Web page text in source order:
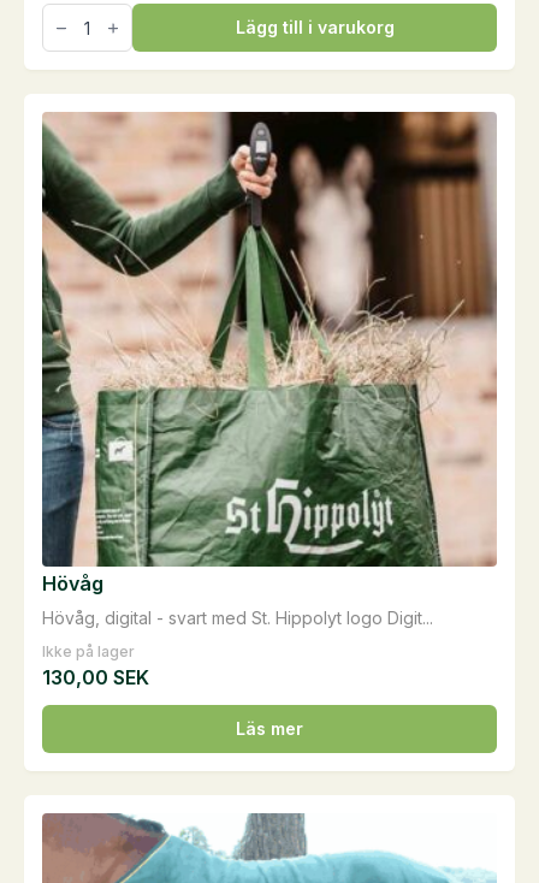
Höpåse
mängd
Lägg till i varukorg
Ikke på lager
Hövåg, digital - svart med St. Hippolyt logo Digit...
Hövåg
130,00 SEK
Läs mer